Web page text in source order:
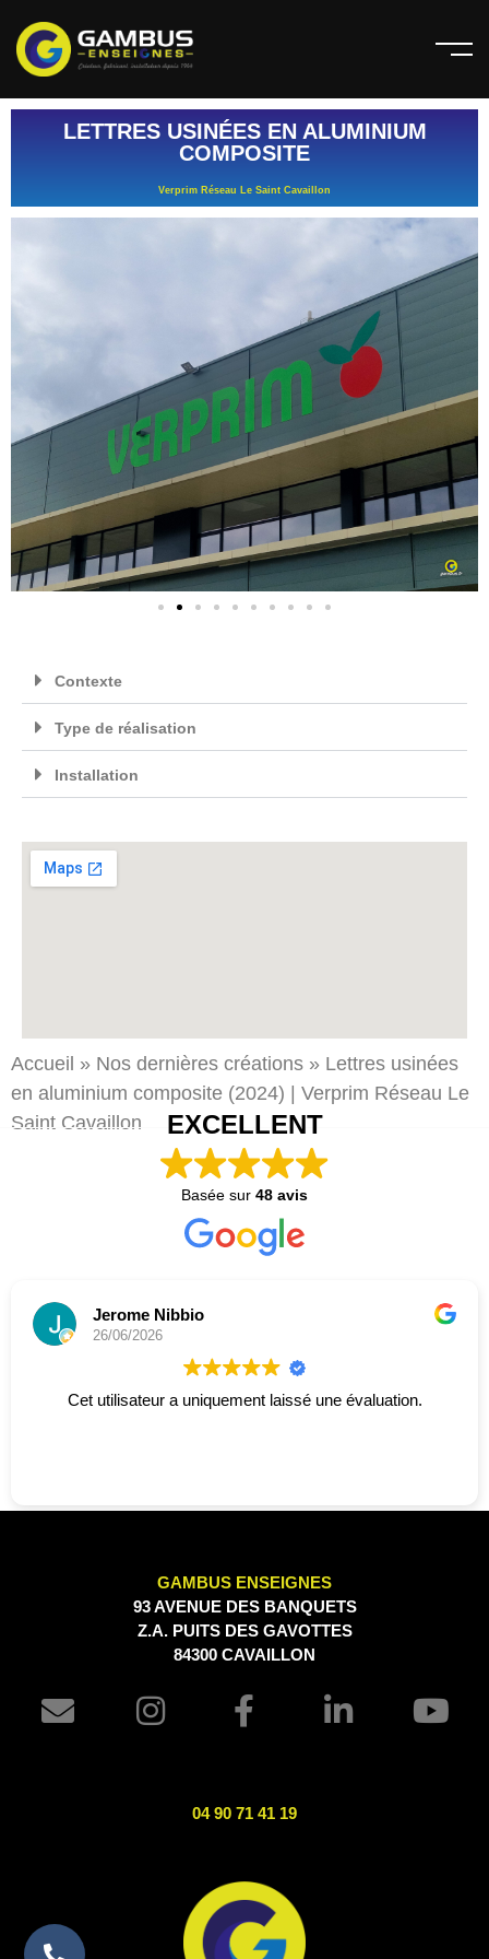
LETTRES USINÉES EN ALUMINIUM
COMPOSITE
Verprim Réseau Le Saint Cavaillon
Contexte
Type de réalisation
Installation
Accueil » Nos dernières créations » Lettres usinées
en aluminium composite (2024) | Verprim Réseau Le
Saint Cavaillon EXCELLENT
Basée sur 48 avis
Jerome Nibbio
26/06/2026
Cet utilisateur a uniquement laissé une évaluation.
GAMBUS ENSEIGNES
93 AVENUE DES BANQUETS
Z.A. PUITS DES GAVOTTES
84300 CAVAILLON
04 90 71 41 19